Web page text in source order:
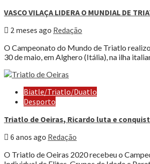
VASCO VILAÇA LIDERA O MUNDIAL DE
2 meses ago Redação
O Campeonato do Mundo de Triatlo
30 de maio, em Alghero (Itália), na ilha
Biatle/Triatlo/Duatlo
Desporto
Triatlo de Oeiras, Ricardo luta e
6 anos ago Redação
O Triatlo de Oeiras 2020 recebeu o